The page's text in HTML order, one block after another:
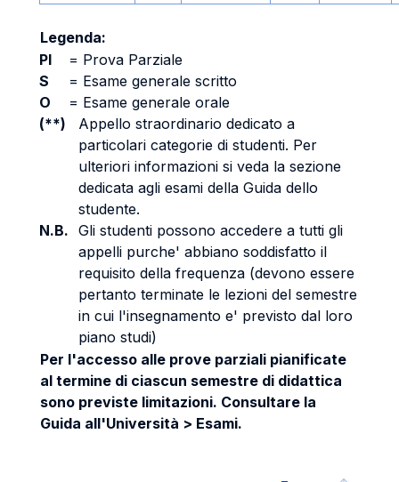
Legenda:
PI
= Prova Parziale
S
= Esame generale scritto
O
= Esame generale orale
(**)
Appello straordinario dedicato a
particolari categorie di studenti. Per
ulteriori informazioni si veda la sezione
dedicata agli esami della Guida dello
studente.
N.B. Gli studenti possono accedere a tutti gli
appelli purche' abbiano soddisfatto il
requisito della frequenza (devono essere
pertanto terminate le lezioni del semestre
in cui l'insegnamento e' previsto dal loro
piano studi)
Per l'accesso alle prove parziali pianificate
al termine di ciascun semestre di didattica
sono previste limitazioni. Consultare la
Guida all'Università > Esami.